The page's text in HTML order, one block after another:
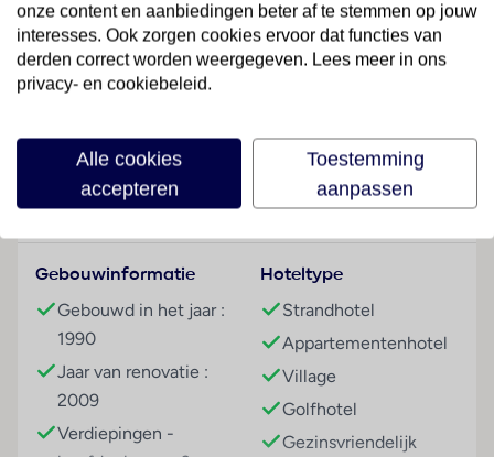
Overnachten kunnen gasten in een van de 139
appartementen. Het vriendelijke personeel aan de
receptie is graag bij alle vragen behulpzaam. Het
aparthotel biedt een kluis, een wisselkantoor, een tv-
dienst, een transferservice en een rookmelder. In de
gemeenschappelijke ruimtes staat de gasten internet
ter beschikking. De tourdesk biedt ondersteuning bij
supermarkt zijn andere winkels voorhanden. Op het
terrein van het hotel bevinden zich een mooie tuin en
een fraaie speelplaats. De gasten die met de auto
komen, kunnen in een garage of op de parkeerplaats
parkeren. Tot de aangeboden service behoort een
eigen shuttlebus.
Faciliteiten
Gebouwinformatie
Gebouwd in het jaar :
1990
Jaar van renovatie :
2009
Verdiepingen -
Hoteltype
Strandhotel
Appartementenhotel
Village
Golfhotel
Gezinsvriendelijk
onze content en aanbiedingen beter af te stemmen op jouw
interesses. Ook zorgen cookies ervoor dat functies van
derden correct worden weergegeven. Lees meer in ons
privacy- en cookiebeleid.
Alle cookies
accepteren
Toestemming
aanpassen